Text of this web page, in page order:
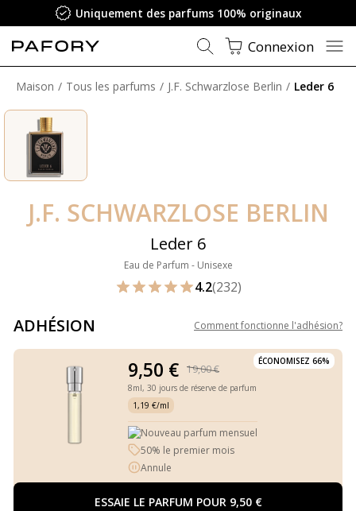
Uniquement des parfums 100% originaux
Connexion
Maison Tous les parfums J.F. Schwarzlose Berlin Leder 6
J.F. SCHWARZLOSE BERLIN
Leder 6
Eau de Parfum - Unisexe
4.2(232)
ADHÉSION Comment fonctionne l'adhésion?
ÉCONOMISEZ 66%
9,50 € 19,00 €
8ml, 30 jours de réserve de parfum
1,19 €/ml
Nouveau parfum mensuel
50% le premier mois
Annule
ESSAIE LE PARFUM POUR 9,50 €